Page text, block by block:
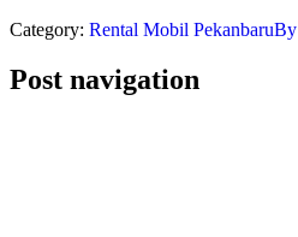
Category: Rental Mobil PekanbaruBy
Post navigation